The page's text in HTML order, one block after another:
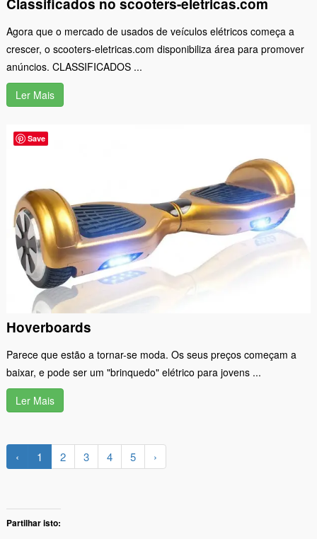
Classificados no scooters-eletricas.com
Agora que o mercado de usados de veículos elétricos começa a
crescer, o scooters-eletricas.com disponibiliza área para promover
anúncios. CLASSIFICADOS ...
Ler Mais
Hoverboards
Parece que estão a tornar-se moda. Os seus preços começam a
baixar, e pode ser um "brinquedo" elétrico para jovens ...
Ler Mais
‹ 1 2 3 4 5 ›
Partilhar isto:
Save